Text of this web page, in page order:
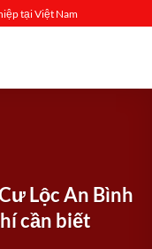
tại Việt Nam
Lộc An Bình
cần biết